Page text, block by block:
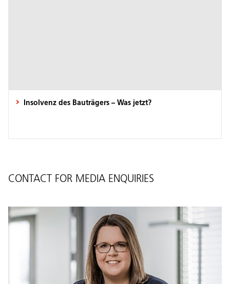
Insolvenz des Bauträgers – Was jetzt?
CONTACT FOR MEDIA ENQUIRIES